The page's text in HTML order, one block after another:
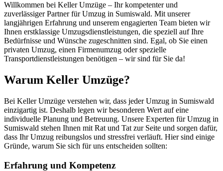
Willkommen bei Keller Umzüge – Ihr kompetenter und
zuverlässiger Partner für Umzug in Sumiswald. Mit unserer
langjährigen Erfahrung und unserem engagierten Team bieten wir
Ihnen erstklassige Umzugsdienstleistungen, die speziell auf Ihre
Bedürfnisse und Wünsche zugeschnitten sind. Egal, ob Sie einen
privaten Umzug, einen Firmenumzug oder spezielle
Transportdienstleistungen benötigen – wir sind für Sie da!
Warum Keller Umzüge?
Bei Keller Umzüge verstehen wir, dass jeder Umzug in Sumiswald
einzigartig ist. Deshalb legen wir besonderen Wert auf eine
individuelle Planung und Betreuung. Unsere Experten für Umzug in
Sumiswald stehen Ihnen mit Rat und Tat zur Seite und sorgen dafür,
dass Ihr Umzug reibungslos und stressfrei verläuft. Hier sind einige
Gründe, warum Sie sich für uns entscheiden sollten:
Erfahrung und Kompetenz